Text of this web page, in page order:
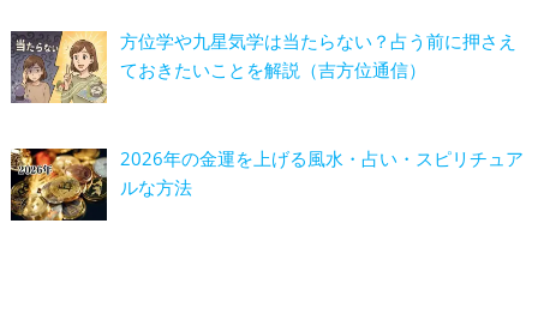
方位学や九星気学は当たらない？占う前に押さえ
ておきたいことを解説（吉方位通信）
2026年の金運を上げる風水・占い・スピリチュア
ルな方法